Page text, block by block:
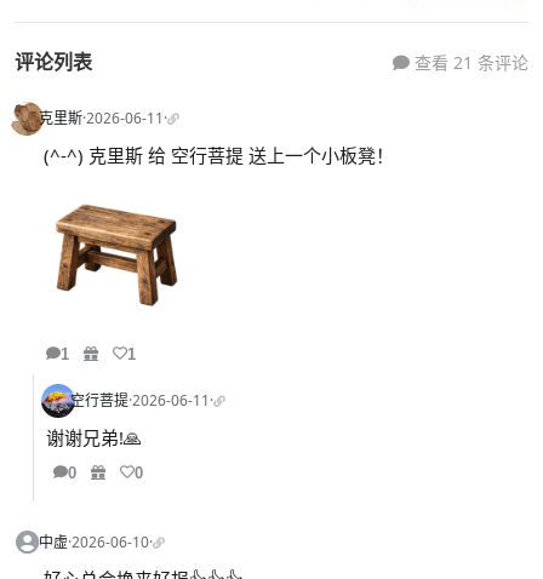
评论列表 查看 21 条评论
克里斯·2026-06-11·
(^-^) 克里斯 给 空行菩提 送上一个小板凳！
1 1
空行菩提·2026-06-11·
谢谢兄弟!🙏
0 0
中虚·2026-06-10·